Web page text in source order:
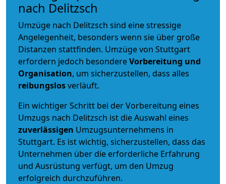
nach Delitzsch
Umzüge nach Delitzsch sind eine stressige
Angelegenheit, besonders wenn sie über große
Distanzen stattfinden. Umzüge von Stuttgart
erfordern jedoch besondereVorbereitung und
Organisation, um sicherzustellen, dass alles
reibungslosverläuft.
Ein wichtiger Schritt bei der Vorbereitung eines
Umzugs nach Delitzsch ist die Auswahl eines
zuverlässigen Umzugsunternehmens in
Stuttgart. Es ist wichtig, sicherzustellen, dass das
Unternehmen über die erforderliche Erfahrung
und Ausrüstung verfügt, um den Umzug
erfolgreich durchzuführen.